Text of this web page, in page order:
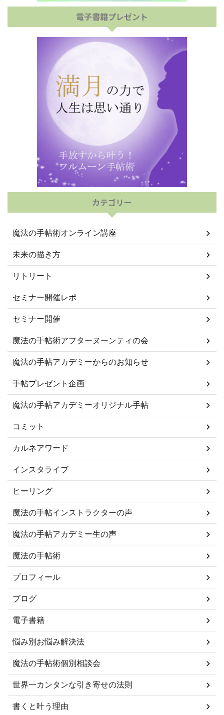
電子書籍プレゼント
カテゴリー
魔法の手帖術オンライン講座
未来の描き方
リトリート
セミナー開催レポ
セミナー開催
魔法の手帖術アフターヌーンティの会
魔法の手帖アカデミーからのお知らせ
手帖プレゼント企画
魔法の手帖アカデミーオリジナル手帖
コミット
カルネアワード
インスタライブ
ヒーリング
魔法の手帖インストラクターの声
魔法の手帖アカデミー生の声
魔法の手帖術
プロフィール
ブログ
電子書籍
悩み別お悩み解決法
魔法の手帖術個別相談会
世界一カンタンな引き寄せの法則
書くと叶う理由